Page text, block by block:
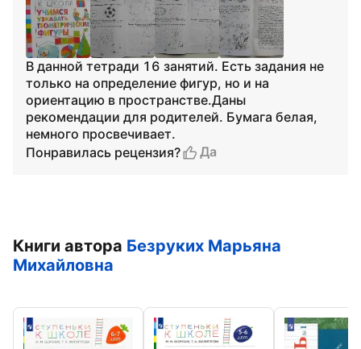
В данной тетради 16 занятий. Есть задания не
только на определение фигур, но и на
ориентацию в пространстве.Даны
рекомендации для родителей. Бумага белая,
немного просвечивает.
Понравилась рецензия?
Да
Книги автора Безруких Марьяна
Михайловна